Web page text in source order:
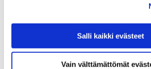
Salli kaikki evästeet
Vain välttämättömät